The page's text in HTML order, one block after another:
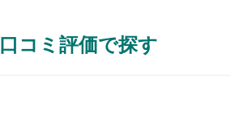
口コミ評価で探す